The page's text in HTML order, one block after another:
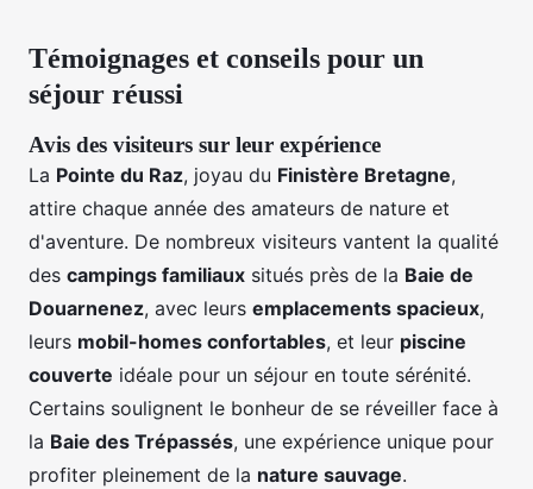
Témoignages et conseils pour un
séjour réussi
Avis des visiteurs sur leur expérience
La Pointe du Raz, joyau du Finistère Bretagne,
attire chaque année des amateurs de nature et
d'aventure. De nombreux visiteurs vantent la qualité
des campings familiaux situés près de la Baie de
Douarnenez, avec leurs emplacements spacieux,
leurs mobil-homes confortables, et leur piscine
couverte idéale pour un séjour en toute sérénité.
Certains soulignent le bonheur de se réveiller face à
la Baie des Trépassés, une expérience unique pour
profiter pleinement de la nature sauvage.